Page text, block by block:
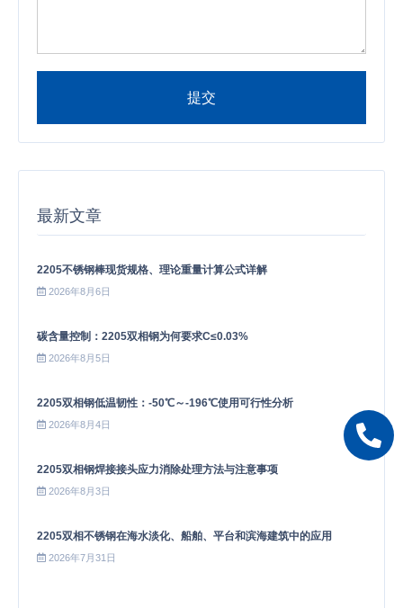
提交
最新文章
2205不锈钢棒现货规格、理论重量计算公式详解
2026年8月6日
碳含量控制：2205双相钢为何要求C≤0.03%
2026年8月5日
2205双相钢低温韧性：-50℃～-196℃使用可行性分析
2026年8月4日
2205双相钢焊接接头应力消除处理方法与注意事项
2026年8月3日
2205双相不锈钢在海水淡化、船舶、平台和滨海建筑中的应用
2026年7月31日